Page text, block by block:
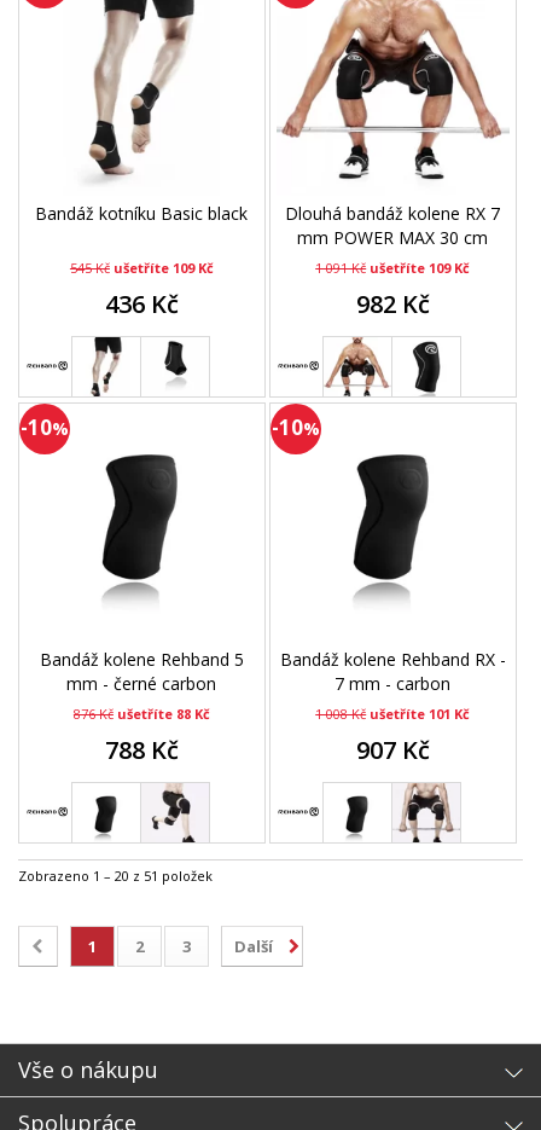
Bandáž kotníku Basic black
545 Kč ušetříte 109 Kč
436 Kč
Dlouhá bandáž kolene RX 7
mm POWER MAX 30 cm
1 091 Kč ušetříte 109 Kč
982 Kč
-10%
Bandáž kolene Rehband 5
mm - černé carbon
876 Kč ušetříte 88 Kč
788 Kč
-10%
Bandáž kolene Rehband RX -
7 mm - carbon
1 008 Kč ušetříte 101 Kč
907 Kč
Zobrazeno 1 – 20 z 51 položek
1 2 3 Další
Vše o nákupu
Spolupráce